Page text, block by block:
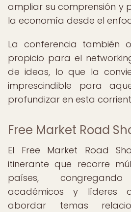
ampliar su comprensión y
la economía desde el
La conferencia también
propicio para el
de ideas, lo que la
imprescindible para
profundizar en esta
Free Market Road
El Free Market Road
itinerante que recorre
países,
académicos y líderes
abordar temas